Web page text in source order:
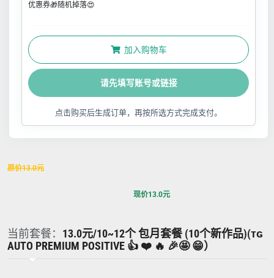
优惠券🎁随机掉落😍
加入购物车
请先填写账号或链接
点击购买后生成订单，再按所选方式完成支付。
原价13.0元
现价13.0元
当前套餐： 13.0元/10~12个 包月套餐 (10个新作品)(ᴛɢ
AUTO PREMIUM POSITIVE 👍 ❤️ 🔥 🎉🤩 😁）